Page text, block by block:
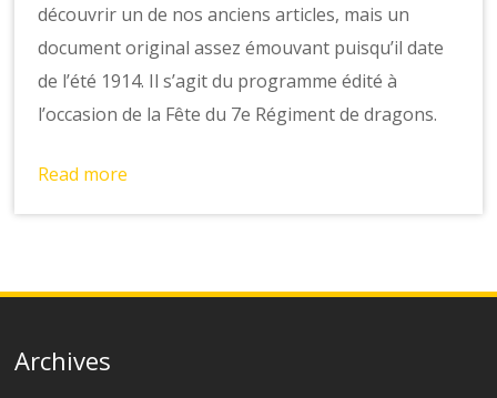
découvrir un de nos anciens articles, mais un
document original assez émouvant puisqu’il date
de l’été 1914. Il s’agit du programme édité à
l’occasion de la Fête du 7e Régiment de dragons.
Read more
Archives